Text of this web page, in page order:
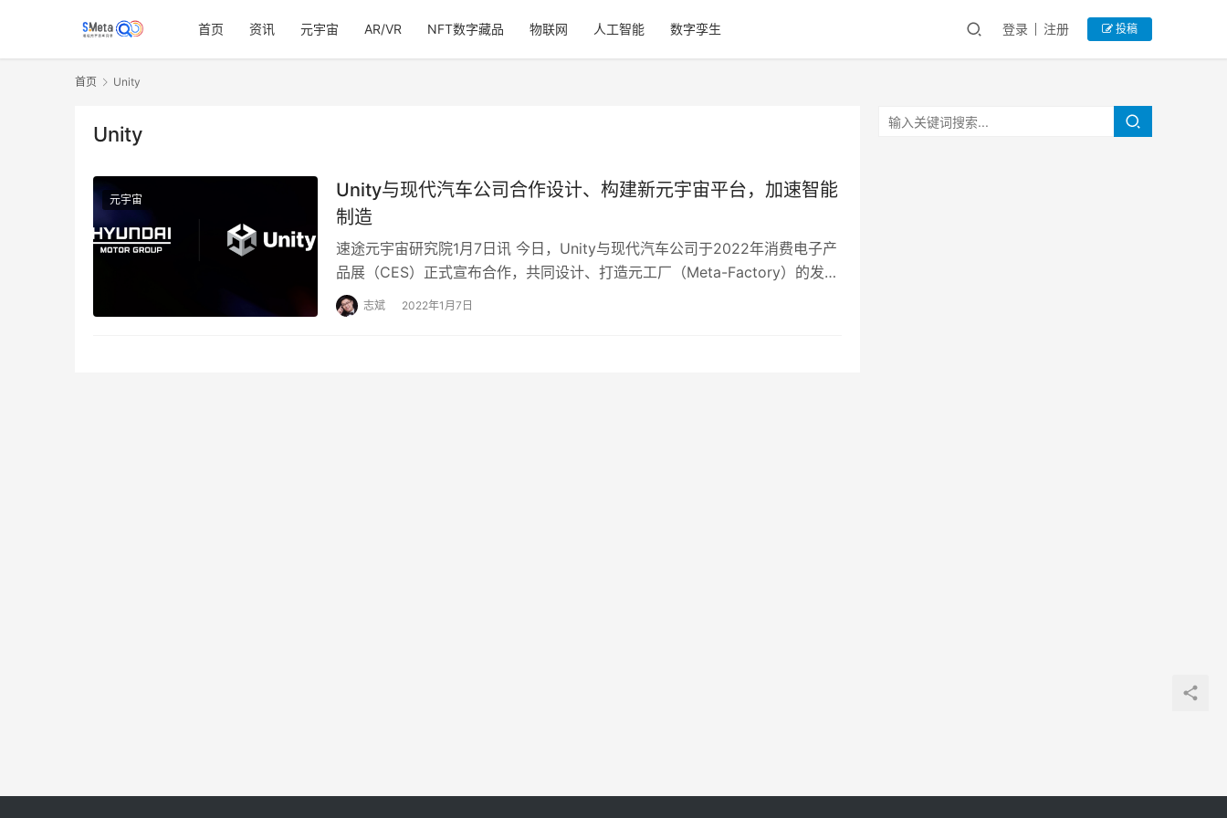
首页 资讯 元宇宙 AR/VR NFT数字藏品 物联网 人工智能 数字孪生 登录 注册 投稿
首页 Unity
Unity
元宇宙
Unity与现代汽车公司合作设计、构建新元宇宙平台，加速智能
制造
速途元宇宙研究院1月7日讯 今日，Unity与现代汽车公司于2022年消费电子产
品展（CES）正式宣布合作，共同设计、打造元工厂（Meta-Factory）的发展
路线与平台。 本次…
志斌 2022年1月7日